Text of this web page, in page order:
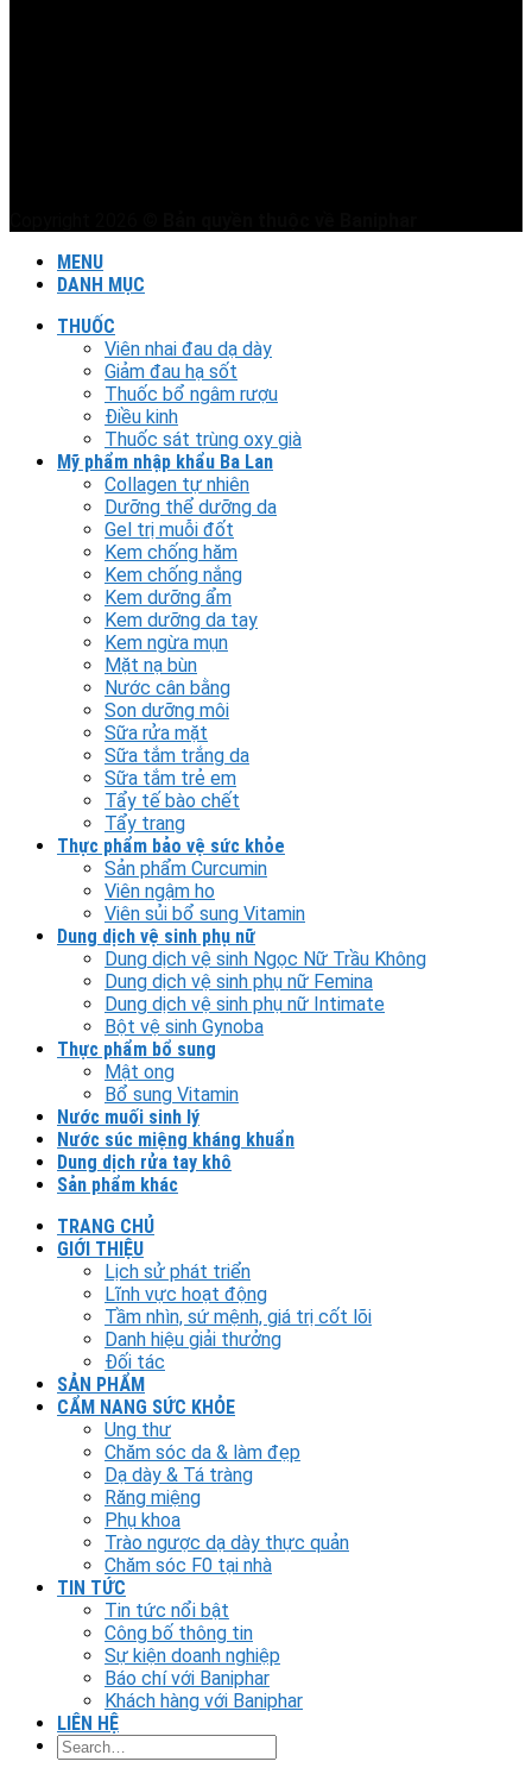
MENU
DANH MỤC
THUỐC
Viên nhai đau dạ dày
Giảm đau hạ sốt
Thuốc bổ ngâm rượu
Điều kinh
Thuốc sát trùng oxy già
Mỹ phẩm nhập khẩu Ba Lan
Collagen tự nhiên
Dưỡng thể dưỡng da
Gel trị muỗi đốt
Kem chống hăm
Kem chống nắng
Kem dưỡng ẩm
Kem dưỡng da tay
Kem ngừa mụn
Mặt nạ bùn
Nước cân bằng
Son dưỡng môi
Sữa rửa mặt
Sữa tắm trắng da
Sữa tắm trẻ em
Tẩy tế bào chết
Tẩy trang
Thực phẩm bảo vệ sức khỏe
Sản phẩm Curcumin
Viên ngậm ho
Viên sủi bổ sung Vitamin
Dung dịch vệ sinh phụ nữ
Dung dịch vệ sinh Ngọc Nữ Trầu Không
Dung dịch vệ sinh phụ nữ Femina
Dung dịch vệ sinh phụ nữ Intimate
Bột vệ sinh Gynoba
Thực phẩm bổ sung
Mật ong
Bổ sung Vitamin
Nước muối sinh lý
Nước súc miệng kháng khuẩn
Dung dịch rửa tay khô
Sản phẩm khác
TRANG CHỦ
GIỚI THIỆU
Lịch sử phát triển
Lĩnh vực hoạt động
Tầm nhìn, sứ mệnh, giá trị cốt lõi
Danh hiệu giải thưởng
Đối tác
SẢN PHẨM
CẨM NANG SỨC KHỎE
Ung thư
Chăm sóc da & làm đẹp
Dạ dày & Tá tràng
Răng miệng
Phụ khoa
Trào ngược dạ dày thực quản
Chăm sóc F0 tại nhà
TIN TỨC
Tin tức nổi bật
Công bố thông tin
Sự kiện doanh nghiệp
Báo chí với Baniphar
Khách hàng với Baniphar
LIÊN HỆ
Search
for: